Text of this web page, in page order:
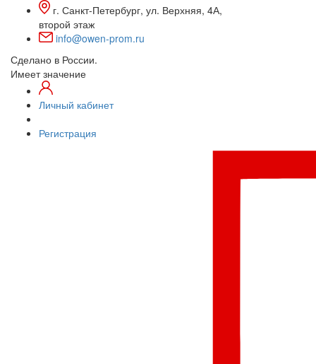
г. Санкт-Петербург, ул. Верхняя, 4А,
второй этаж
info@owen-prom.ru
Сделано в России.
Имеет значение
Личный кабинет
Регистрация